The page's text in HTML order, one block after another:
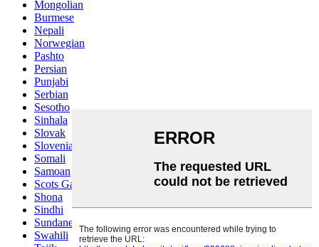
Mongolian
Burmese
Nepali
Norwegian
Pashto
Persian
Punjabi
Serbian
Sesotho
Sinhala
Slovak
Slovenian
Somali
Samoan
Scots Gaelic
Shona
Sindhi
Sundanese
Swahili